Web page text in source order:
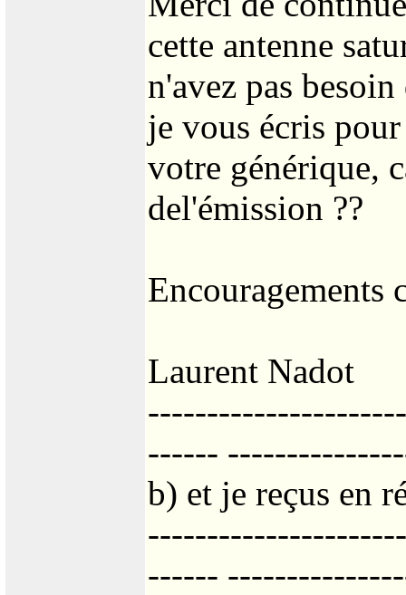
cette antenne
n'avez pas
je vous écris
votre générique,
del'émission ??
Encouragements
Laurent Nadot
------
b) et je reçus en
------